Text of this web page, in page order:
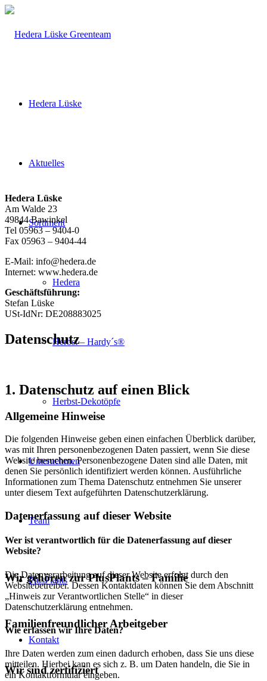
Hedera Lüske
Aktuelles
Sortiment
Hedera
Herbst – Hardy´s®
Herbst-Dekotöpfe
Unternehmen
Team
PlusPlants
Kontakt
Hedera Lüske
Am Walde 23
49844 Bawinkel
Tel 05963 – 9404-0
Fax 05963 – 9404-44
E-Mail: info@hedera.de
Internet: www.hedera.de
Geschäftsführung:
Stefan Lüske
USt-IdNr: DE208883025
Datenschutz
1. Datenschutz auf einen Blick
Allgemeine Hinweise
Die folgenden Hinweise geben einen einfachen Überblick darüber,
was mit Ihren personenbezogenen Daten passiert, wenn Sie diese
Website besuchen. Personenbezogene Daten sind alle Daten, mit
denen Sie persönlich identifiziert werden können. Ausführliche
Informationen zum Thema Datenschutz entnehmen Sie unserer
unter diesem Text aufgeführten Datenschutzerklärung.
Datenerfassung auf dieser Website
Wer ist verantwortlich für die Datenerfassung auf dieser
Website?
Die Datenverarbeitung auf dieser Website erfolgt durch den
Websitebetreiber. Dessen Kontaktdaten können Sie dem Abschnitt
„Hinweis zur Verantwortlichen Stelle“ in dieser
Datenschutzerklärung entnehmen.
Wie erfassen wir Ihre Daten?
Ihre Daten werden zum einen dadurch erhoben, dass Sie uns diese
mitteilen. Hierbei kann es sich z. B. um Daten handeln, die Sie in
ein Kontaktformular eingeben.
Wir gehören zur PlusPlants – Familie
Familienfreundlicher Arbeitgeber
Wir sind zertifiziert